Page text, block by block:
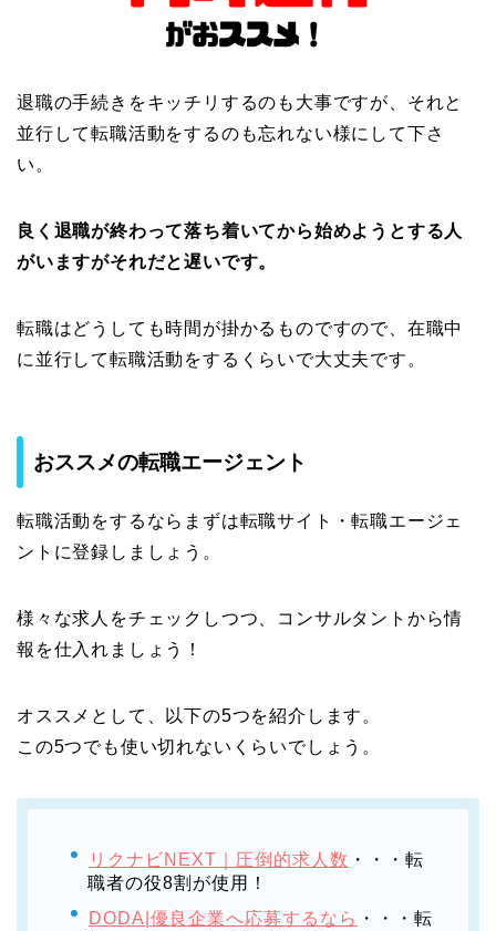
退職の手続きをキッチリするのも大事ですが、それと
並行して転職活動をするのも忘れない様にして下さ
い。
良く退職が終わって落ち着いてから始めようとする人
がいますがそれだと遅いです。
転職はどうしても時間が掛かるものですので、在職中
に並行して転職活動をするくらいで大丈夫です。
おススメの転職エージェント
転職活動をするならまずは転職サイト・転職エージェ
ントに登録しましょう。
様々な求人をチェックしつつ、コンサルタントから情
報を仕入れましょう！
オススメとして、以下の5つを紹介します。
この5つでも使い切れないくらいでしょう。
リクナビNEXT｜圧倒的求人数 ・・・転
職者の役8割が使用！
DODA|優良企業へ応募するなら ・・・転